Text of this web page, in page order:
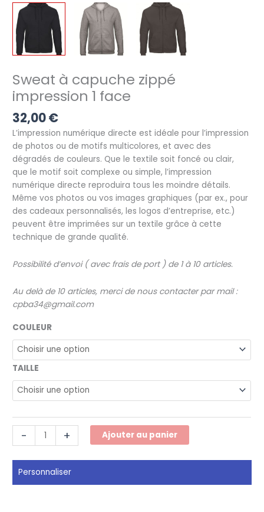
Sweat à capuche zippé
impression 1 face
32,00€
L’impression numérique directe est idéale pour l’impression
de photos ou de motifs multicolores, et avec des
dégradés de couleurs. Que le textile soit foncé ou clair,
que le motif soit complexe ou simple, l’impression
numérique directe reproduira tous les moindre détails.
Même vos photos ou vos images graphiques (par ex., pour
des cadeaux personnalisés, les logos d’entreprise, etc.)
peuvent être imprimées sur un textile grâce à cette
technique de grande qualité.
Possibilité d’envoi (avec frais de port) de1à10 articles.
Au delà de10 articles, merci de nous contacter par mail :
cpba34@gmail.com
COULEUR
TAILLE
-
quantité
de
capuche
+ Ajouter au panier
Personnaliser